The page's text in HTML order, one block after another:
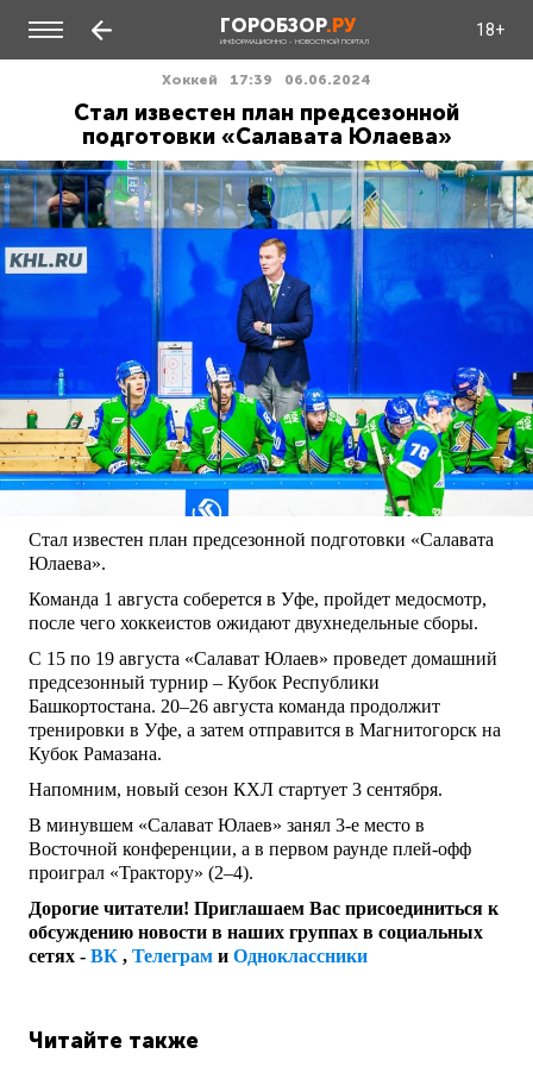
ГОРОБЗОР.РУ
ИНФОРМАЦИОННО - НОВОСТНОЙ ПОРТАЛ
18+
Хоккей 17:39 06.06.2024
Стал известен план предсезонной
подготовки «Салавата Юлаева»
Стал известен план предсезонной подготовки «Салавата
Юлаева».
Команда 1 августа соберется в Уфе, пройдет медосмотр,
после чего хоккеистов ожидают двухнедельные сборы.
С 15 по 19 августа «Салават Юлаев» проведет домашний
предсезонный турнир – Кубок Республики
Башкортостана. 20–26 августа команда продолжит
тренировки в Уфе, а затем отправится в Магнитогорск на
Кубок Рамазана.
Напомним, новый сезон КХЛ стартует 3 сентября.
В минувшем «Салават Юлаев» занял 3-е место в
Восточной конференции, а в первом раунде плей-офф
проиграл «Трактору» (2–4).
Дорогие читатели! Приглашаем Вас присоединиться к
обсуждению новости в наших группах в социальных
сетях - ВК , Телеграм и Одноклассники
Читайте также